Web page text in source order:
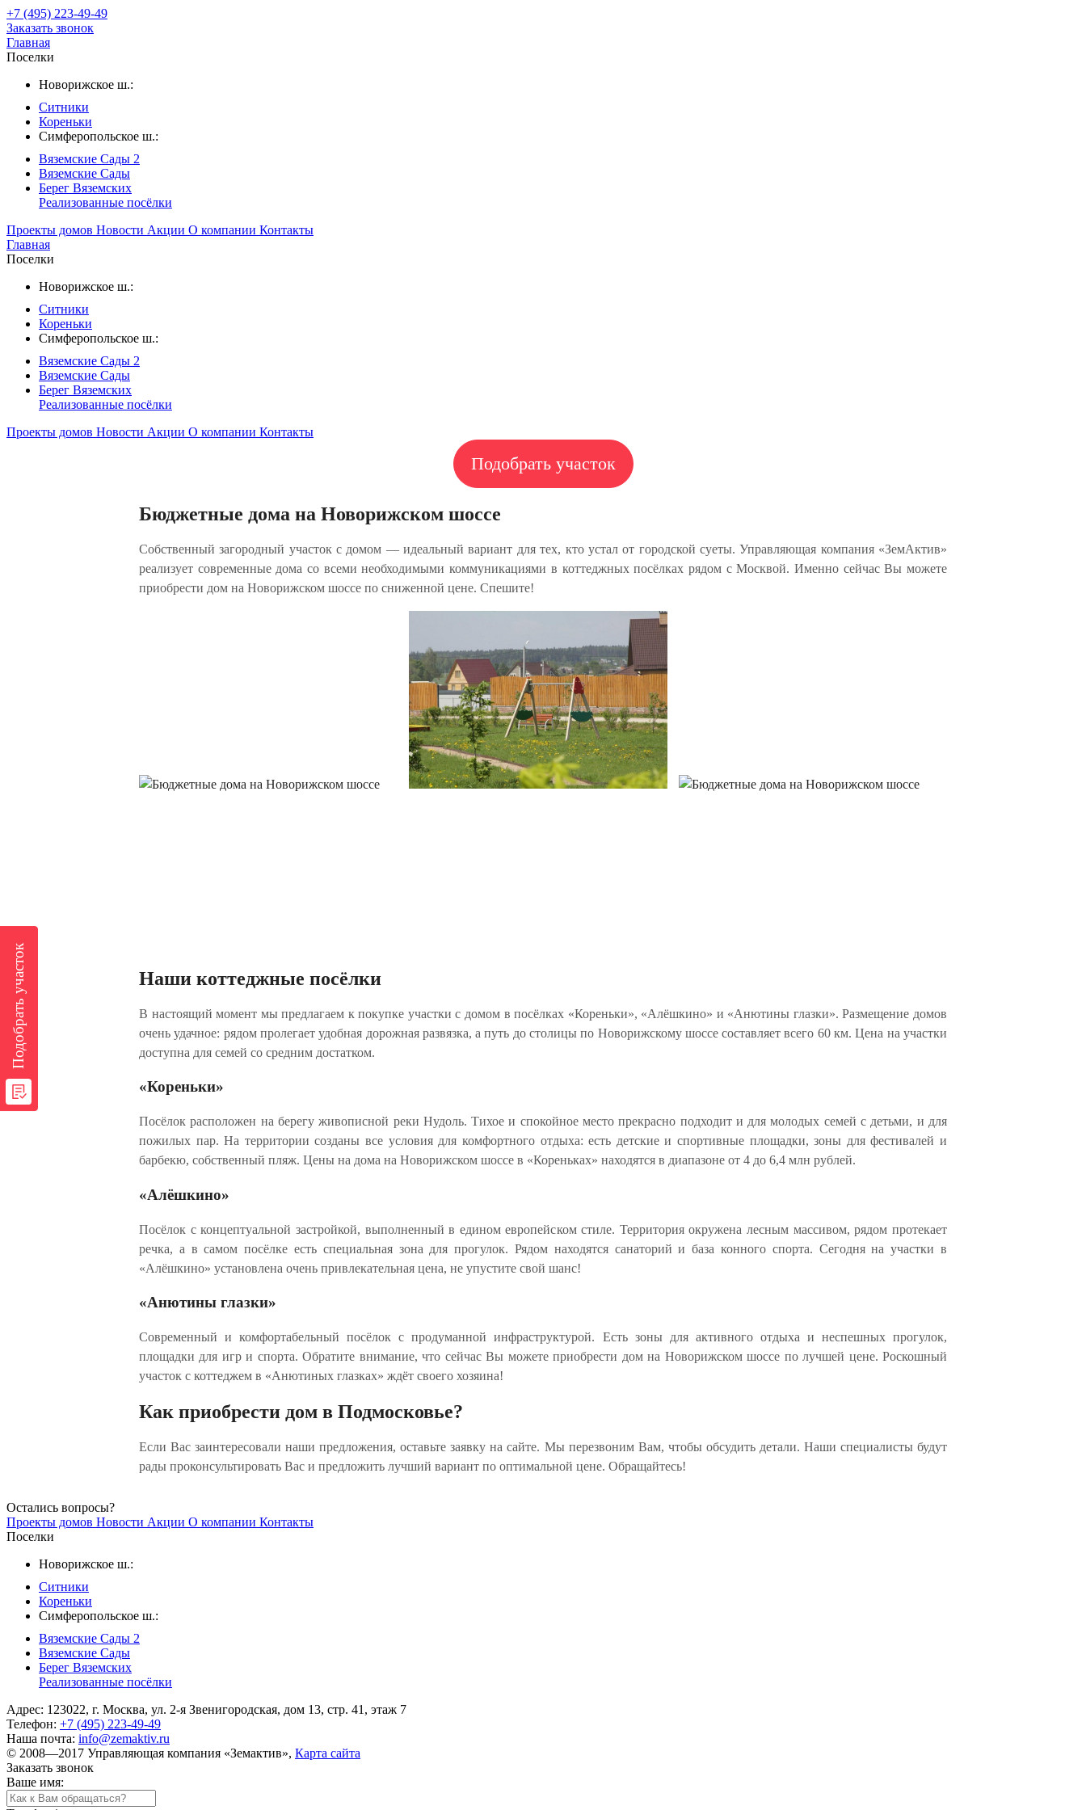
+7 (495) 223-49-49
Заказать звонок
Главная
Поселки
Новорижское ш.:
Ситники
Кореньки
Симферопольское ш.:
Вяземские Сады 2
Вяземские Сады
Берег Вяземскиx
Реализованные посёлки
Проекты домов Новости Акции О компании Контакты
Главная
Поселки
Новорижское ш.:
Ситники
Кореньки
Симферопольское ш.:
Вяземские Сады 2
Вяземские Сады
Берег Вяземскиx
Реализованные посёлки
Проекты домов Новости Акции О компании Контакты
Подобрать участок
Подобрать участок
Бюджетные дома на Новорижском шоссе
Собственный загородный участок с домом — идеальный вариант для тех, кто устал от городской суеты. Управляющая компания «ЗемАктив»
реализует современные дома со всеми необходимыми коммуникациями в коттеджных посёлках рядом с Москвой. Именно сейчас Вы можете
приобрести дом на Новорижском шоссе по сниженной цене. Спешите!
Наши коттеджные посёлки
В настоящий момент мы предлагаем к покупке участки с домом в посёлках «Кореньки», «Алёшкино» и «Анютины глазки». Размещение домов
очень удачное: рядом пролегает удобная дорожная развязка, а путь до столицы по Новорижскому шоссе составляет всего 60 км. Цена на участки
доступна для семей со средним достатком.
«Кореньки»
Посёлок расположен на берегу живописной реки Нудоль. Тихое и спокойное место прекрасно подходит и для молодых семей с детьми, и для
пожилых пар. На территории созданы все условия для комфортного отдыха: есть детские и спортивные площадки, зоны для фестивалей и
барбекю, собственный пляж. Цены на дома на Новорижском шоссе в «Кореньках» находятся в диапазоне от 4 до 6,4 млн рублей.
«Алёшкино»
Посёлок с концептуальной застройкой, выполненный в едином европейском стиле. Территория окружена лесным массивом, рядом протекает
речка, а в самом посёлке есть специальная зона для прогулок. Рядом находятся санаторий и база конного спорта. Сегодня на участки в
«Алёшкино» установлена очень привлекательная цена, не упустите свой шанс!
«Анютины глазки»
Современный и комфортабельный посёлок с продуманной инфраструктурой. Есть зоны для активного отдыха и неспешных прогулок,
площадки для игр и спорта. Обратите внимание, что сейчас Вы можете приобрести дом на Новорижском шоссе по лучшей цене. Роскошный
участок с коттеджем в «Анютиных глазках» ждёт своего хозяина!
Как приобрести дом в Подмосковье?
Если Вас заинтересовали наши предложения, оставьте заявку на сайте. Мы перезвоним Вам, чтобы обсудить детали. Наши специалисты будут
рады проконсультировать Вас и предложить лучший вариант по оптимальной цене. Обращайтесь!
Остались вопросы?
Проекты домов Новости Акции О компании Контакты
Поселки
Новорижское ш.:
Ситники
Кореньки
Симферопольское ш.:
Вяземские Сады 2
Вяземские Сады
Берег Вяземскиx
Реализованные посёлки
Адрес: 123022, г. Москва, ул. 2-я Звенигородская, дом 13, стр. 41, этаж 7
Телефон: +7 (495) 223-49-49
Наша почта: info@zemaktiv.ru
© 2008—2017 Управляющая компания «Земактив», Карта сайта
Заказать звонок
Ваше имя: